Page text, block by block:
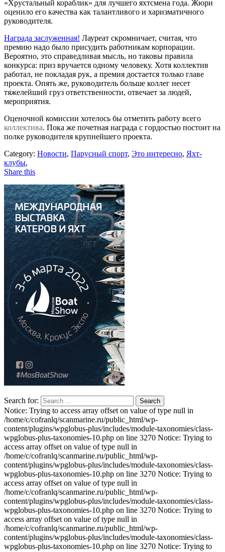
«Хрустальный кораблик» для лучшего яхтсмена года. Жюри
оценило его качества как талантливого и харизматичного
руководителя.
Награда заслуженная! Лауреат скромничает, считая, что
премию надо было присудить работникам корпорации.
Вероятно, это справедливая мысль, но таковы правила
конкурса: приз вручается одному человеку. Хотя коллектив
работал, не покладая рук, а премия достается только главе
проекта. Опять же, руководитель больше коллег несет
тяжелейший груз ответственности, отвечает за людей,
мероприятия.
Оценочной комиссии хотелось бы отметить работу всего
коллектива. Пока же почетная награда с гордостью постоит на
полке руководителя крупнейшего проекта.
Category: Новости, Парусный спорт, Это интересно, Яхт-
клубы,
Share this
Search for:
Notice: Trying to access array offset on value of type null in
/home/c/cofranlq/scanmarine.ru/public_html/wp-
content/plugins/wpglobus-plus/includes/module-taxonomies/class-
wpglobus-plus-taxonomies-10.php on line 3270 Notice: Trying to
access array offset on value of type null in
/home/c/cofranlq/scanmarine.ru/public_html/wp-
content/plugins/wpglobus-plus/includes/module-taxonomies/class-
wpglobus-plus-taxonomies-10.php on line 3270 Notice: Trying to
access array offset on value of type null in
/home/c/cofranlq/scanmarine.ru/public_html/wp-
content/plugins/wpglobus-plus/includes/module-taxonomies/class-
wpglobus-plus-taxonomies-10.php on line 3270 Notice: Trying to
access array offset on value of type null in
/home/c/cofranlq/scanmarine.ru/public_html/wp-
content/plugins/wpglobus-plus/includes/module-taxonomies/class-
wpglobus-plus-taxonomies-10.php on line 3270 Notice: Trying to